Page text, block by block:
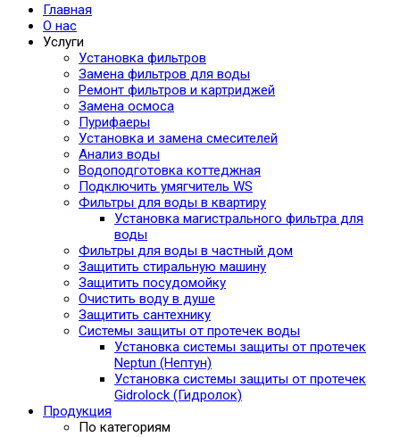
Главная
О нас
Услуги
Установка фильтров
Замена фильтров для воды
Ремонт фильтров и картриджей
Замена осмоса
Пурифаеры
Установка и замена смесителей
Анализ воды
Водоподготовка коттеджная
Подключить умягчитель WS
Фильтры для воды в квартиру
Установка магистрального фильтра для
воды
Фильтры для воды в частный дом
Защитить стиральную машину
Защитить посудомойку
Очистить воду в душе
Защитить сантехнику
Системы защиты от протечек воды
Установка системы защиты от протечек
Neptun (Нептун)
Установка системы защиты от протечек
Gidrolock (Гидролок)
Продукция
По категориям